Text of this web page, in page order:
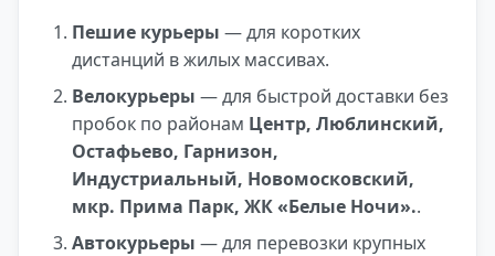
Пешие курьеры — для коротких
дистанций в жилых массивах.
Велокурьеры — для быстрой доставки без
пробок по районам Центр, Люблинский,
Остафьево, Гарнизон,
Индустриальный, Новомосковский,
мкр. Прима Парк, ЖК «Белые Ночи»..
Автокурьеры — для перевозки крупных